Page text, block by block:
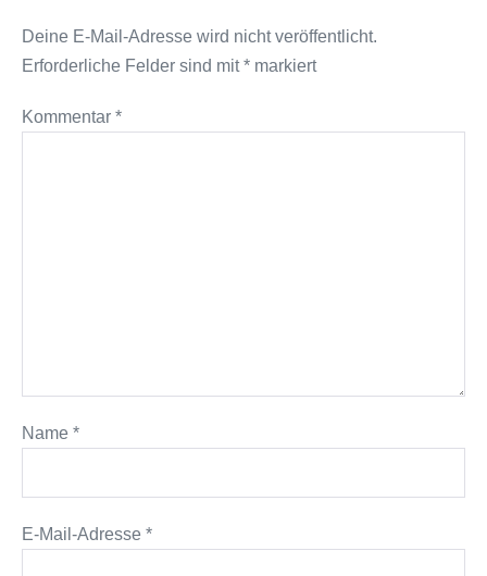
Deine E-Mail-Adresse wird nicht veröffentlicht.
Erforderliche Felder sind mit* markiert
Kommentar *
Name *
E-Mail-Adresse *